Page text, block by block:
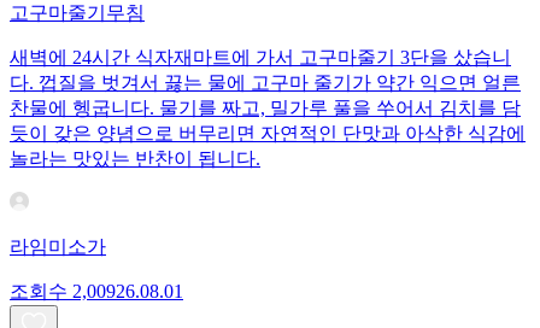
고구마줄기무침
새벽에 24시간 식자재마트에 가서 고구마줄기 3단을 샀습니
다. 껍질을 벗겨서 끓는 물에 고구마 줄기가 약간 익으면 얼른
찬물에 헹굽니다. 물기를 짜고, 밀가루 풀을 쑤어서 김치를 담
듯이 갖은 양념으로 버무리면 자연적인 단맛과 아삭한 식감에
놀라는 맛있는 반찬이 됩니다.
라임미소가
조회수 2,00926.08.01